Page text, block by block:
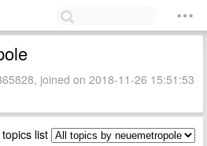
joined on 2018-11-26 15:51:53
list